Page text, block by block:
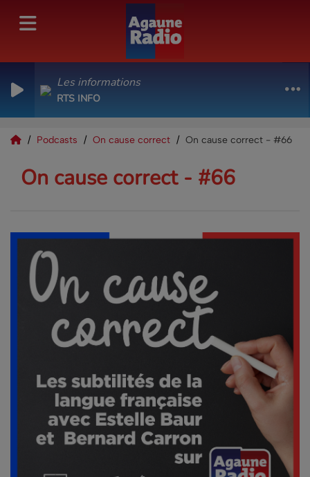
Les informations
RTS INFO
Podcasts On cause correct On cause correct - #66
On cause correct - #66